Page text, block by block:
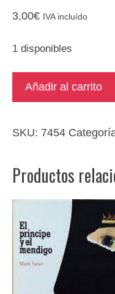
3,00€ IVA incluído
1 disponibles
Diccionario
-
/
español
-
cantidad
Añadir al carrito
SKU: 7454
Productos